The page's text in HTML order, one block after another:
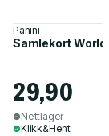
Panini
Samlekort
29,90
Nettlager
Klikk&Hent